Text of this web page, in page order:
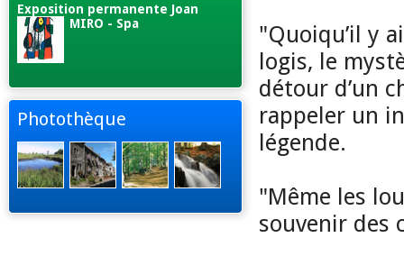
Exposition permanente Joan
MIRO - Spa
Photothèque
"Quoiqu’il y
logis, le
détour d’un
rappeler un
légende.
"Même les
souvenir des